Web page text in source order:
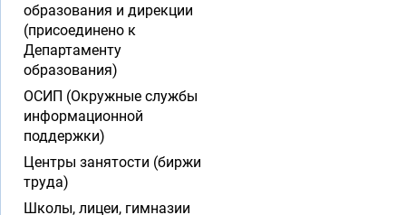
образования и дирекции
(присоединено к
Департаменту
образования)
ОСИП (Окружные службы
информационной
поддержки)
Центры занятости (биржи
труда)
Школы, лицеи, гимназии